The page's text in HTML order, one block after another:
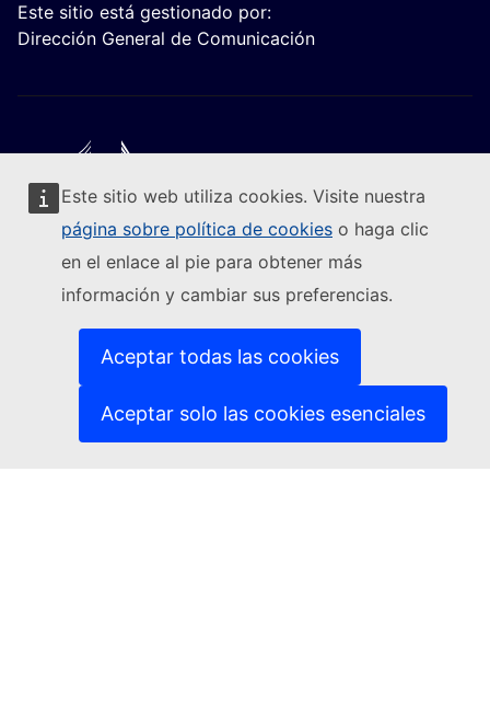
Este sitio web utiliza cookies. Visite nuestra
página sobre política de cookies o haga clic
en el enlace al pie para obtener más
información y cambiar sus preferencias.
Aceptar todas las cookies
Aceptar solo las cookies esenciales
Este sitio está gestionado por:
Dirección General de Comunicación
Seguir a la Comisión Europea
Contacto(Enlace externo)
Notificar una vulnerabilidad informática(Enlace externo)
Idiomas en nuestros sitios web(Enlace externo)
(Enlace externo)
Política de privacidad
Aviso jurídico
(Enlace externo)